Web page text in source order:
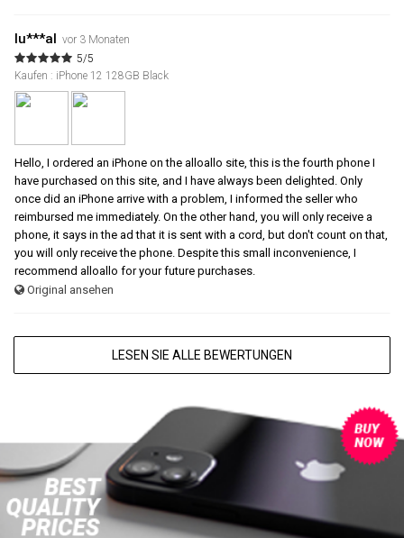
lu***al
vor 3 Monaten
5/5
Kaufen : iPhone 12 128GB Black
Hello, I ordered an iPhone on the alloallo site, this is the fourth phone I
have purchased on this site, and I have always been delighted. Only
once did an iPhone arrive with a problem, I informed the seller who
reimbursed me immediately. On the other hand, you will only receive a
phone, it says in the ad that it is sent with a cord, but don't count on that,
you will only receive the phone. Despite this small inconvenience, I
recommend alloallo for your future purchases.
Original ansehen
LESEN SIE ALLE BEWERTUNGEN